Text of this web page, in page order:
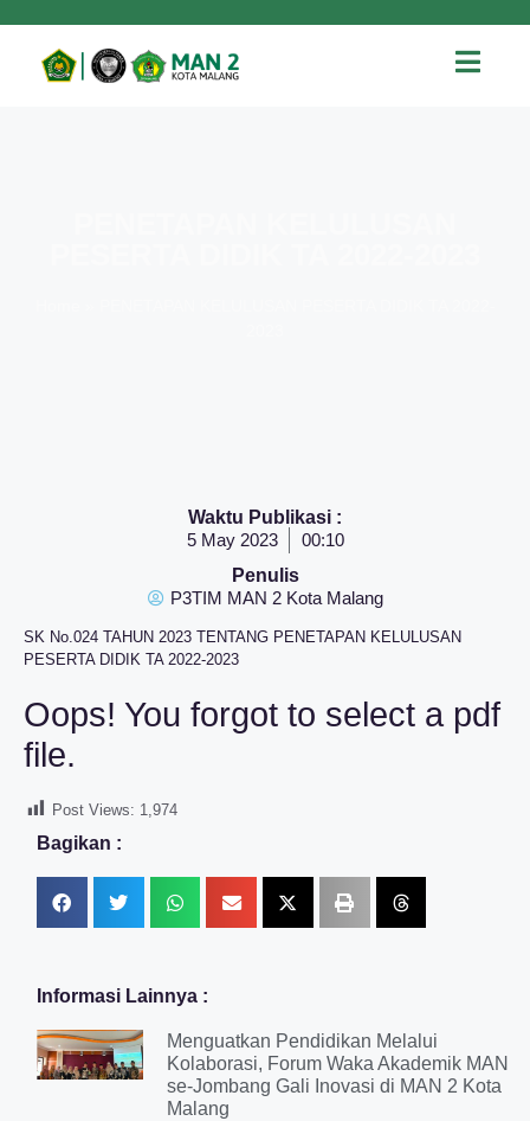
Waktu Publikasi :
5 May 2023
00:10
Penulis
P3TIM MAN 2 Kota Malang
SK No.024 TAHUN 2023 TENTANG PENETAPAN KELULUSAN
PESERTA DIDIK TA 2022-2023
Oops! You forgot to select a pdf
file.
Post Views: 1,974
Bagikan :
Informasi Lainnya :
Menguatkan Pendidikan Melalui
Kolaborasi, Forum Waka Akademik MAN
se-Jombang Gali Inovasi di MAN 2 Kota
Malang